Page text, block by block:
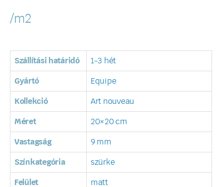
/m2
Szállítási határidó 1-3 hét
Gyártó Equipe
Kollekció Art nouveau
Méret 20×20 cm
Vastagság 9 mm
Színkategória szürke
Felület matt